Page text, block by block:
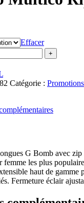
Effacer
Catégorie :
G Bomb avec zip
femme les plus
haut de gamme
Fermeture éclair